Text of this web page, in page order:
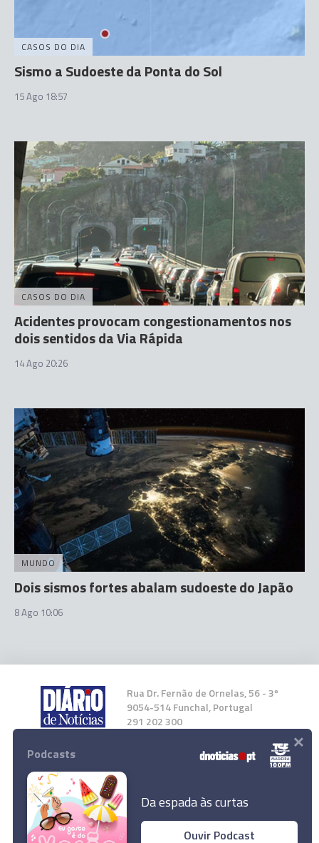
CASOS DO DIA
Sismo a Sudoeste da Ponta do Sol
15 Ago 18:57
CASOS DO DIA
Acidentes provocam congestionamentos nos
dois sentidos da Via Rápida
14 Ago 20:26
MUNDO
Dois sismos fortes abalam sudoeste do Japão
8 Ago 10:06
Rua Dr. Fernão de Ornelas, 56 - 3º
9054-514 Funchal, Portugal
291 202 300
Instale a nossa App
Podcasts
Da espada às curtas
Ouvir Podcast
×